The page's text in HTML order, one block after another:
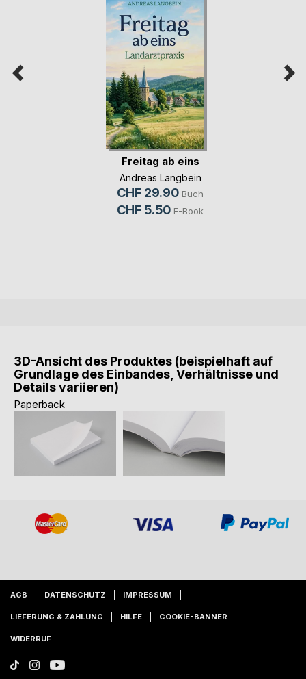
Freitag ab eins
Andreas Langbein
CHF 29.90 Buch
CHF 5.50 E-Book
3D-Ansicht des Produktes (beispielhaft auf
Grundlage des Einbandes, Verhältnisse und
Details variieren)
Paperback
AGB DATENSCHUTZ IMPRESSUM
LIEFERUNG & ZAHLUNG HILFE COOKIE-BANNER
WIDERRUF